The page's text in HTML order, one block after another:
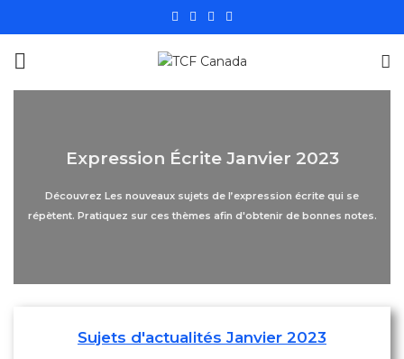
Expression Écrite Janvier 2023
Découvrez Les nouveaux sujets de l’expression écrite qui se
répètent. Pratiquez sur ces thèmes afin d'obtenir de bonnes notes.
Sujets d'actualités Janvier 2023